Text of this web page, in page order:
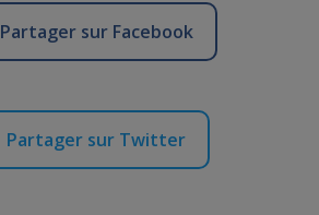
Partager sur Facebook
Partager sur Twitter